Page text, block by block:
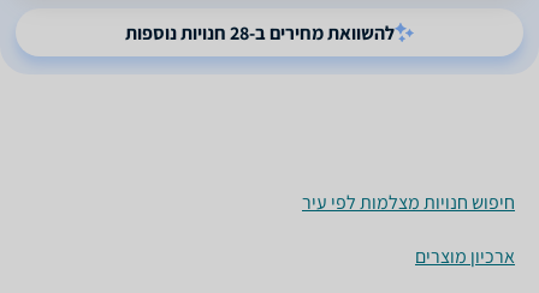
להשוואת מחירים ב-28 חנויות נוספות
חיפוש חנויות מצלמות לפי עיר
ארכיון מוצרים